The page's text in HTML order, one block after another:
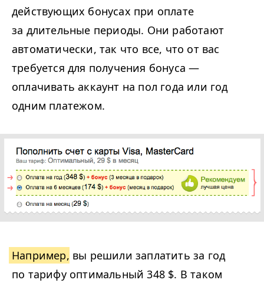
действующих бонусах при оплате
за длительные периоды. Они работают
автоматически, так что все, что от вас
требуется для получения бонуса —
оплачивать аккаунт на пол года или год
одним платежом.
Например, вы решили заплатить за год
по тарифу оптимальный 348 $. В таком